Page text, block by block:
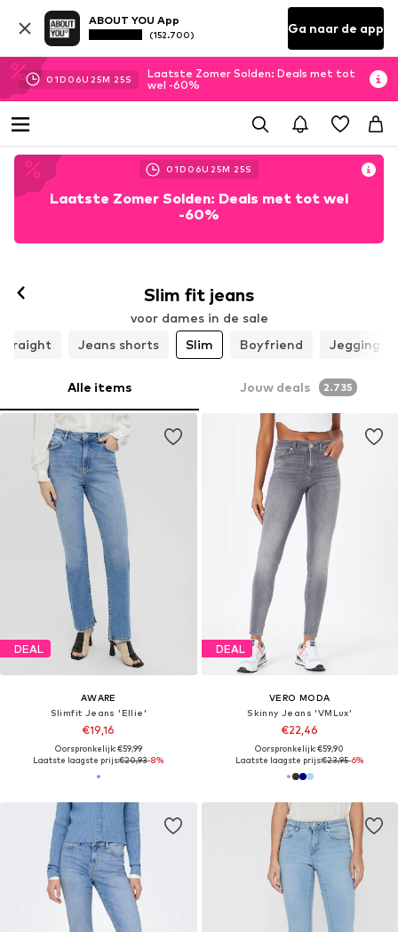
ABOUT YOU App
(152.700) Ga naar de app
01D 06U 25M 21S
Laatste Zomer Solden: Deals met tot
wel -60%
01D 06U 25M 21S
Laatste Zomer Solden: Deals met tot wel
-60%
Slim fit jeans
voor dames in de sale
Jeans shorts Slim Boyfriend Jeggings
Alle items Jouw deals 2.735
DEAL
AWARE
Slimfit Jeans 'Ellie'
€19,16
Oorspronkelijk: €59,99
Laatste laagste prijs:€20,93-8%
DEAL
VERO MODA
Skinny Jeans 'VMLux'
€22,46
Oorspronkelijk: €59,90
Laatste laagste prijs:€23,95-6%